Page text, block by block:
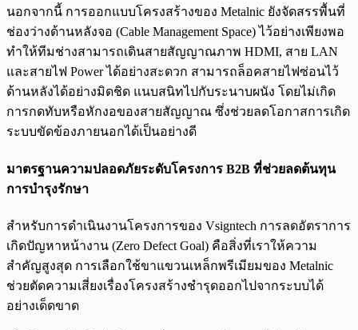
นอกจากนี้ การออกแบบโครงสร้างของ Metalnic ยังจัดสรรพื้นที่
ช่องว่างด้านหลังจอ (Cable Management Space) ไว้อย่างเพียงพอ
ทำให้ทีมช่างสามารถเดินสายสัญญาณภาพ HDMI, สาย LAN
และสายไฟ Power ได้อย่างสะดวก สามารถล็อคสายไฟซ่อนไว้
ด้านหลังได้อย่างมิดชิด แนบสนิทไปกับระนาบผนัง โดยไม่เกิด
การกดทับหรือหักงอของสายสัญญาณ ซึ่งช่วยลดโอกาสการเกิด
ระบบขัดข้องภายนอกได้เป็นอย่างดี
มาตรฐานความปลอดภัยระดับโครงการ B2B ที่ช่วยลดต้นทุน
การบำรุงรักษา
สำหรับการดำเนินงานโครงการของ Vsigntech การลดอัตราการ
เกิดปัญหาหน้างาน (Zero Defect Goal) คือสิ่งที่เราให้ความ
สำคัญสูงสุด การเลือกใช้ขาแขวนเหล็กพรีเมียมของ Metalnic
ช่วยตัดความเสี่ยงเรื่องโครงสร้างชำรุดออกไปจากระบบได้
อย่างเด็ดขาด